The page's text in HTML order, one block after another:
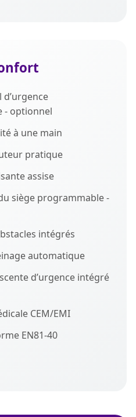
d’urgence
- optionnel
à une main
pratique
assise
siège programmable -
intégrés
automatique
d’urgence intégré
CEM/EMI
EN81-40